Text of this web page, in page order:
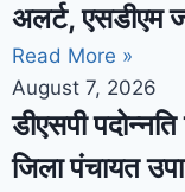
अलर्ट, एसडीएम
Read More »
August 7, 2026
डीएसपी
जिला पंचायत